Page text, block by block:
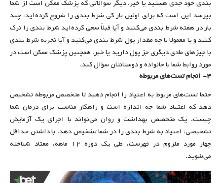
بندی خود جدی هستید یا خیر. دیگر سوالاتی که پزشک ممکن است از شما
بپرسد این است که برای اولین بار کی شرط بندی را شروع کرده‌اید، چند
بار در هفته شرط بندی می‌کنید و آیا قبلاً سعی کرده‌اید شرط بندی را ترک
کنید و یا معمولا با چه مقدار پول شرط بندی می‌کنید و آیا تجربه شرط بندی
با چیزهای مادی دیگری جز پول دارید یا خیر. همچنین پزشک ممکن است در
مورد روابط شما با خانواده و دوستانتان سؤال کند.
۴- انجام تست‌های مربوطه
حتما تست‌های مربوط به اعتیاد را انجام دهید تا متخصص مربوطه تشخیص
دهد که اعتیاد شما چه اندازه است و راهکار مناسب برای درمان شما
چیست. یک متخصص بهداشت و روان می‌تواند با اجرای یک آزمایش
تشخیصی، اعتیاد به شرط بندی را در شما تشخیص دهد. با داشتن حداقل
چهار مورد ملزوم در فهرست، طی یک دوره ۱۲ ماهه، معتاد شناخته
می‌شوید.